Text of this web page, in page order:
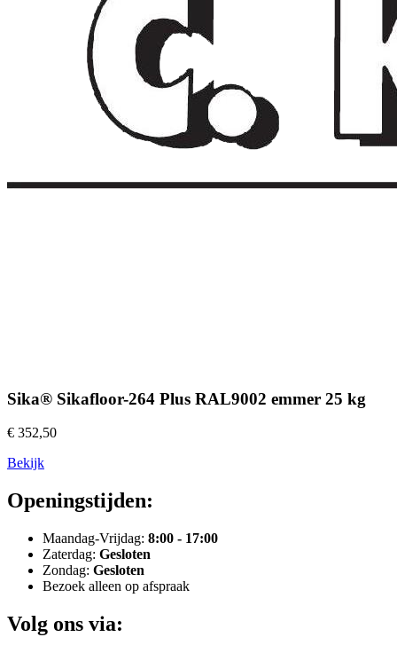
Sika® Sikafloor-264 Plus RAL9002 emmer 25 kg
€ 352,50
Bekijk
Openingstijden:
Maandag-Vrijdag: 8:00 - 17:00
Zaterdag: Gesloten
Zondag: Gesloten
Bezoek alleen op afspraak
Volg ons via: